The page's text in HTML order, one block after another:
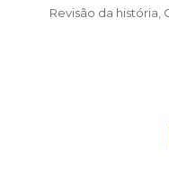
Revisão da história,